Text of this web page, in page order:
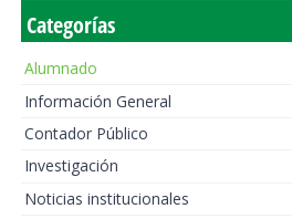
Categorías
Alumnado
Información General
Contador Público
Investigación
Noticias institucionales